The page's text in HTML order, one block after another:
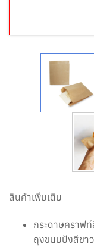
สินค้าเพิ่มเติม
กระดาษคราฟ
ถุงขนมปังสีขา